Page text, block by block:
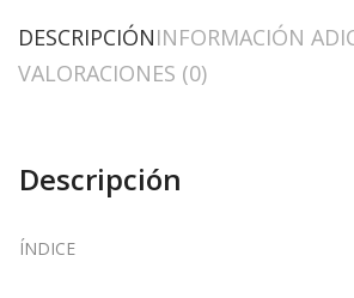
DESCRIPCIÓNINFORMACIÓN
VALORACIONES (0)
Descripción
ÍNDICE